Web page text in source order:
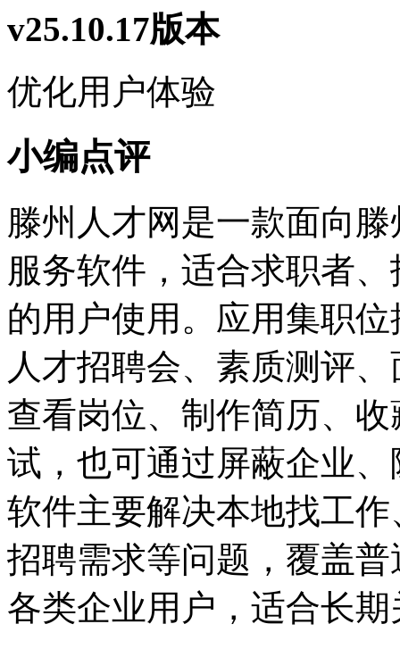
v25.10.17版本
优化用户体验
小编点评
滕州人才网是一款面向
服务软件，适合求职者
的用户使用。应用集职
人才招聘会、素质测评
查看岗位、制作简历、
试，也可通过屏蔽企业
软件主要解决本地找工
招聘需求等问题，覆盖
各类企业用户，适合长